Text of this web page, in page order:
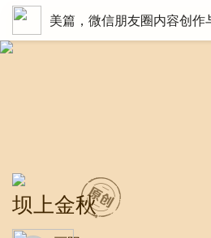
美篇，微信朋友圈内容创作
坝上金秋